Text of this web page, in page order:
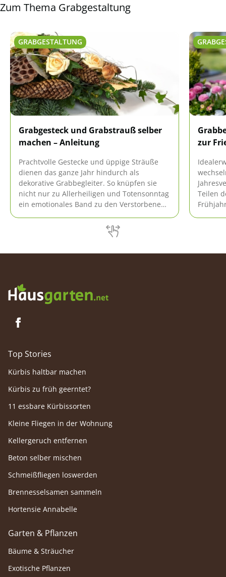
Zum Thema Grabgestaltung
GRABGESTALTUNG
Grabgesteck und Grabstrauß selber
machen – Anleitung
Prachtvolle Gestecke und üppige Sträuße
dienen das ganze Jahr hindurch als
dekorative Grabbegleiter. So knüpfen sie
nicht nur zu Allerheiligen und Totensonntag
ein emotionales Band zu den Verstorbenen.
selber machen möchte, erhält hier eine
zur
Teilen
Top Stories
Kürbis haltbar machen
Kürbis zu früh geerntet?
11 essbare Kürbissorten
Kleine Fliegen in der Wohnung
Kellergeruch entfernen
Beton selber mischen
Schmeißfliegen loswerden
Brennesselsamen sammeln
Hortensie Annabelle
Garten & Pflanzen
Bäume & Sträucher
Exotische Pflanzen